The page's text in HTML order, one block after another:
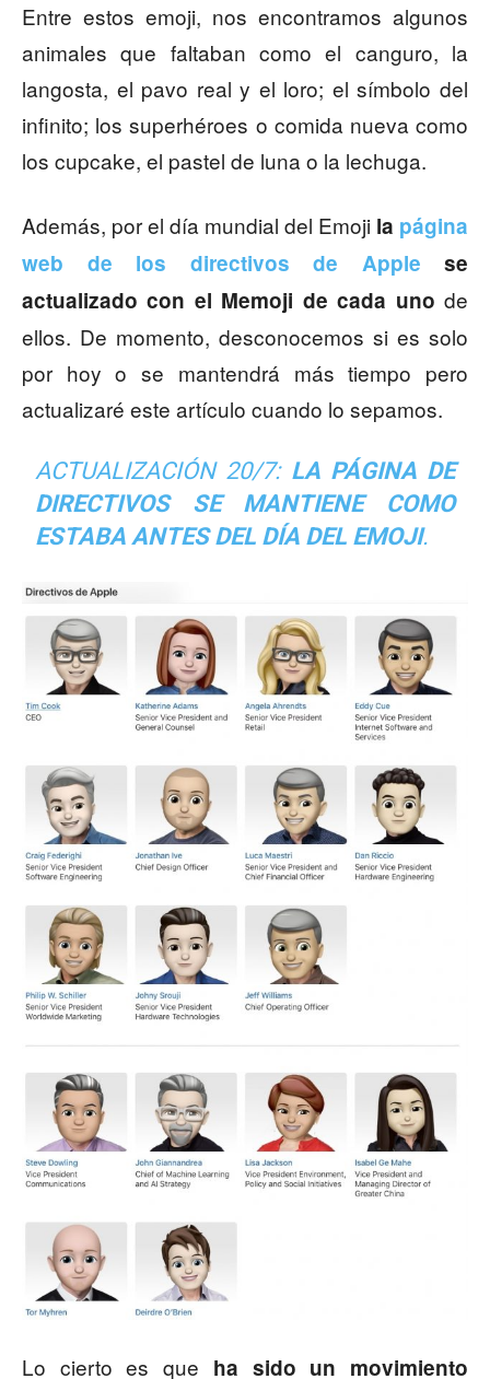
Entre estos emoji, nos encontramos algunos
animales que faltaban como el canguro, la
langosta, el pavo real y el loro; el símbolo del
infinito; los superhéroes o comida nueva como
los cupcake, el pastel de luna o la lechuga.
Además, por el día mundial del Emoji la página
web de los directivos de Apple se
actualizado con el Memoji de cada uno de
ellos. De momento, desconocemos si es solo
por hoy o se mantendrá más tiempo pero
actualizaré este artículo cuando lo sepamos.
ACTUALIZACIÓN 20/7:LA PÁGINA DE
DIRECTIVOS SE MANTIENE COMO
ESTABA ANTES DEL DÍA DEL EMOJI.
Lo cierto es que ha sido un movimiento